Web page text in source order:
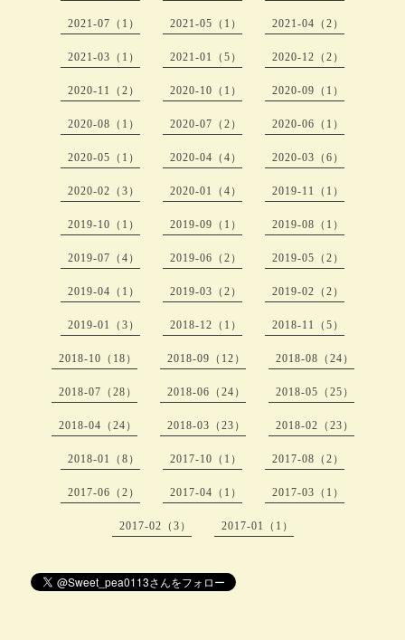
2021-07（1） 2021-05（1） 2021-04（2）
2021-03（1） 2021-01（5） 2020-12（2）
2020-11（2） 2020-10（1） 2020-09（1）
2020-08（1） 2020-07（2） 2020-06（1）
2020-05（1） 2020-04（4） 2020-03（6）
2020-02（3） 2020-01（4） 2019-11（1）
2019-10（1） 2019-09（1） 2019-08（1）
2019-07（4） 2019-06（2） 2019-05（2）
2019-04（1） 2019-03（2） 2019-02（2）
2019-01（3） 2018-12（1） 2018-11（5）
2018-10（18） 2018-09（12） 2018-08（24）
2018-07（28） 2018-06（24） 2018-05（25）
2018-04（24） 2018-03（23） 2018-02（23）
2018-01（8） 2017-10（1） 2017-08（2）
2017-06（2） 2017-04（1） 2017-03（1）
2017-02（3） 2017-01（1）